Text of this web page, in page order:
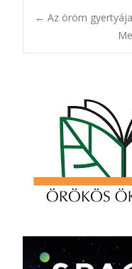
Post
← Az öröm gyertyája